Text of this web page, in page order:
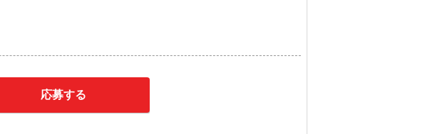
応募する